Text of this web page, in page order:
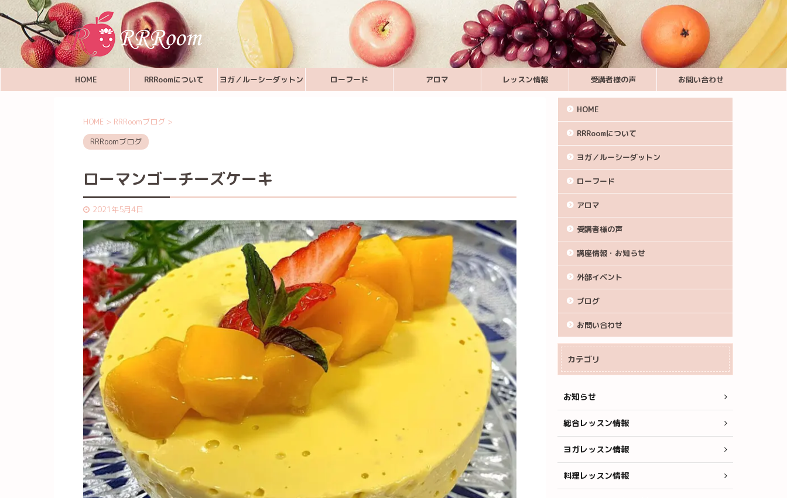
HOME RRRoomについて ヨガ／ルーシーダットン ローフード アロマ レッスン情報 受講者様の声 お問い合わせ
HOME > RRRoomブログ >
RRRoomブログ
ローマンゴーチーズケーキ
2021年5月4日
HOME
RRRoomについて
ヨガ／ルーシーダットン
ローフード
アロマ
受講者様の声
講座情報・お知らせ
外部イベント
ブログ
お問い合わせ
カテゴリ
お知らせ
総合レッスン情報
ヨガレッスン情報
料理レッスン情報